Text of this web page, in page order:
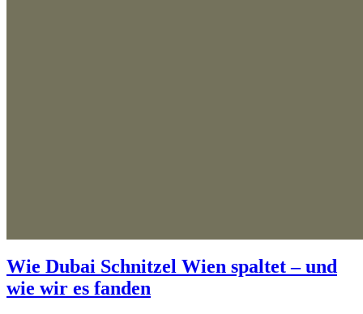
Wie Dubai Schnitzel Wien spaltet – und
wie wir es fanden